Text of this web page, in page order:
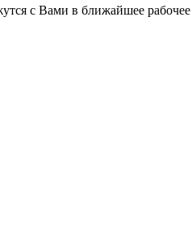
с Вами в ближайшее